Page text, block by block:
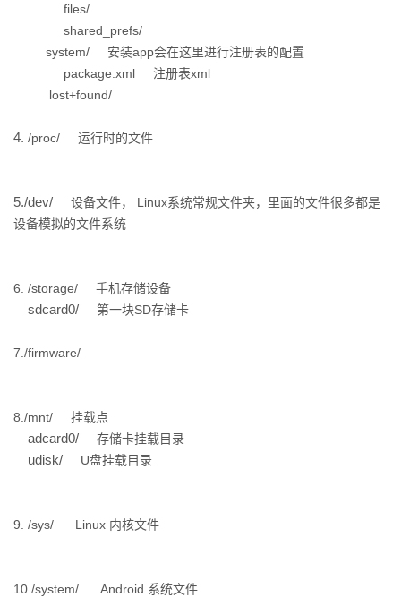
注
开
者
学
我
课
的
我
的
我
持
的我
files/
shared_prefs/
system/
安装app会在这里进行注册表的配置
package.xml
注册表xml
lost+found/
4. /proc/ 运行时的文件
5./dev/ 设备文件，
Linux系统常规文件夹，里面的文件很多都是
设备模拟的文件系统
6. /storage/ 手机存储设备
sdcard0/ 第一块SD存储卡
7./firmware/
8./mnt/ 挂载点
adcard0/ 存储卡挂载目录
udisk/ U盘挂载目录
9. /sys/ Linux 内核文件
10./system/ Android 系统文件